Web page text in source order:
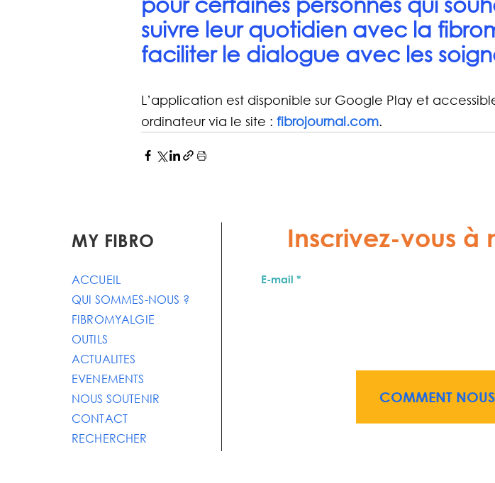
suivre leur quotidien avec la
faciliter le dialogue avec les
L’application est disponible sur Google Play et
ordinateur via le site : fibrojournal.com.
MY FIBRO
ACCUEIL
QUI SOMMES-NOUS ?
FIBROMYALGIE
OUTILS
ACTUALITES
EVENEMENTS
NOUS SOUTENIR
CONTACT
RECHERCHER
COMMENT
Inscrivez-vous à
E-mail